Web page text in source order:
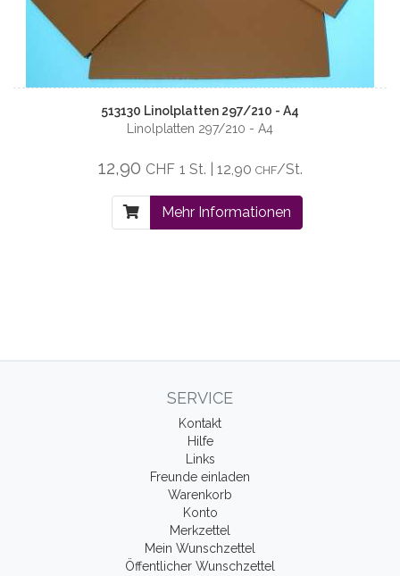
513130 Linolplatten 297/210 - A4
Linolplatten 297/210 - A4
12,90 CHF 1 St. | 12,90 CHF/St.
Mehr Informationen
SERVICE
Kontakt
Hilfe
Links
Freunde einladen
Warenkorb
Konto
Merkzettel
Mein Wunschzettel
Öffentlicher Wunschzettel